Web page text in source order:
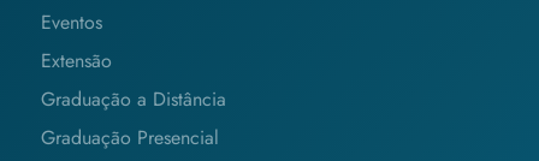
Eventos
Extensão
Graduação a Distância
Graduação Presencial